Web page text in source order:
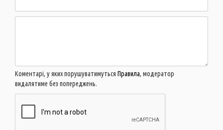
Коментарі, у яких порушуватимуться Правила, модератор
видалятиме без попереджень.